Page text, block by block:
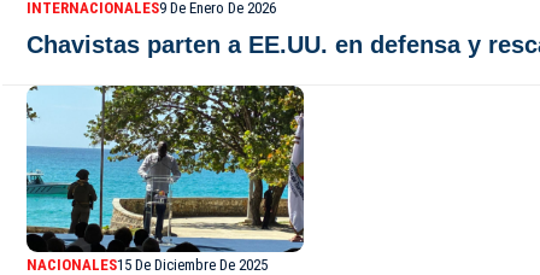
INTERNACIONALES9 De Enero De 2026
Chavistas parten a EE.UU. en defensa y
NACIONALES15 De Diciembre De 2025